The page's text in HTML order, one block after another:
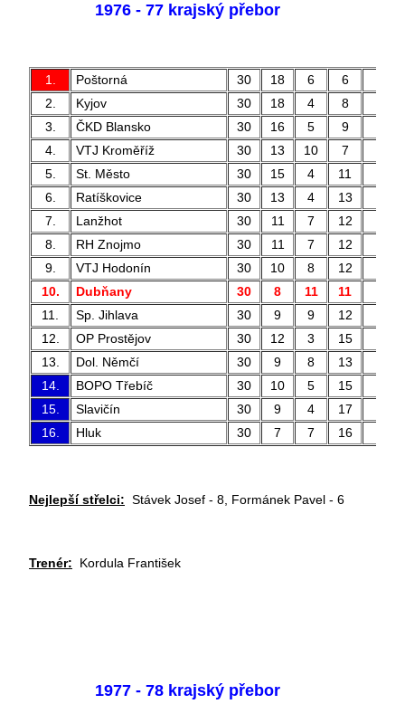
1976 - 77 krajský přebor
1. Poštorná 30 18 6 6
2.
Kyjov 30 18 4 8
3.
ČKD Blansko 30 16 5 9
4.
VTJ Kroměříž 30 13 10 7
5.
St. Město 30 15 4 11
6.
Ratíškovice 30 13 4 13
7.
Lanžhot 30 11 7 12
8.
RH Znojmo 30 11 7 12
9.
VTJ Hodonín 30 10 8 12
10.
Dubňany 30 8 11 11
11.
Sp. Jihlava 30 9 9 12
12.
OP Prostějov 30 12 3 15
13.
Dol. Němčí 30 9 8 13
14.
BOPO Třebíč 30 10 5 15
15.
Slavičín 30 9 4 17
16.
Hluk 30 7 7 16
Nejlepší střelci: Stávek Josef - 8, Formánek Pavel - 6
Trenér: Kordula František
1977 - 78 krajský přebor